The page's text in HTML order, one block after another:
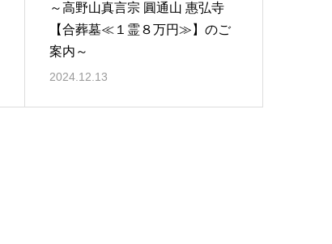
～高野山真言宗 圓通山 惠弘寺
【合葬墓≪１霊８万円≫】のご
案内～
2024.12.13